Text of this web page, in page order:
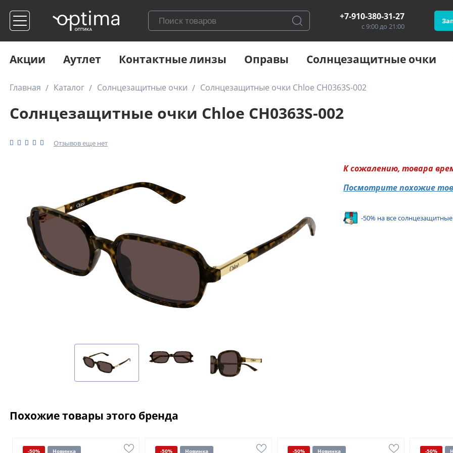
+7-910-380-31-27
с 9:00 до 21:00
Акции Аутлет Контактные линзы Оправы Солнцезащитные очки
Главная Каталог Солнцезащитные очки Солнцезащитные очки Chloe CH0363S-002
Солнцезащитные очки Chloe CH0363S-002
Отзывов еще нет
К сожалению, товара
Посмотрите похожие
-50% на все
Похожие товары этого бренда
-50% Новинка -50% Новинка -50% Новинка -50%